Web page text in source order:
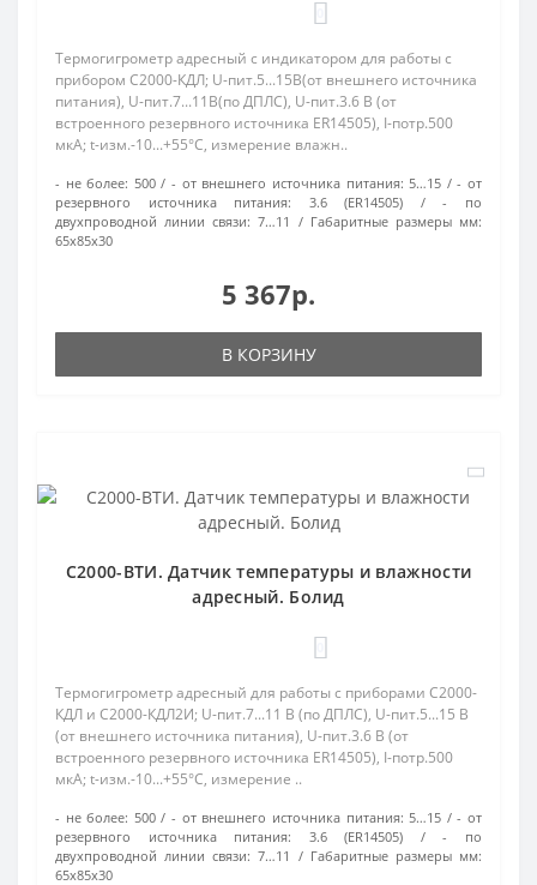
Термогигрометр адресный с индикатором для работы с
прибором С2000-КДЛ; U-пит.5...15В(от внешнего источника
питания), U-пит.7...11В(по ДПЛС), U-пит.3.6 В (от
встроенного резервного источника ER14505), I-потр.500
мкА; t-изм.-10...+55°С, измерение влажн..
- не более: 500 - от внешнего источника питания: 5…15
- от
резервного источника питания:
3.6 (ER14505)
- по
двухпроводной линии связи: 7…11
Габаритные размеры мм:
65х85х30
5 367р.
В КОРЗИНУ
С2000-ВТИ. Датчик температуры и влажности
адресный. Болид
Термогигрометр адресный для работы с приборами С2000-
КДЛ и С2000-КДЛ2И; U-пит.7...11 В (по ДПЛС), U-пит.5...15 В
(от внешнего источника питания), U-пит.3.6 В (от
встроенного резервного источника ER14505), I-потр.500
мкА; t-изм.-10...+55°С, измерение ..
- не более: 500 - от внешнего источника питания: 5…15
- от
резервного источника питания:
3.6 (ER14505)
- по
двухпроводной линии связи: 7…11
Габаритные размеры мм:
65х85х30